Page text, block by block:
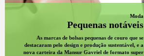
Moda
Pequenas notáveis
As marcas de bolsas pequenas de couro que se
destacaram pelo design e produção sustentável, e a
nova carteira da Mansur Gavriel de formato super